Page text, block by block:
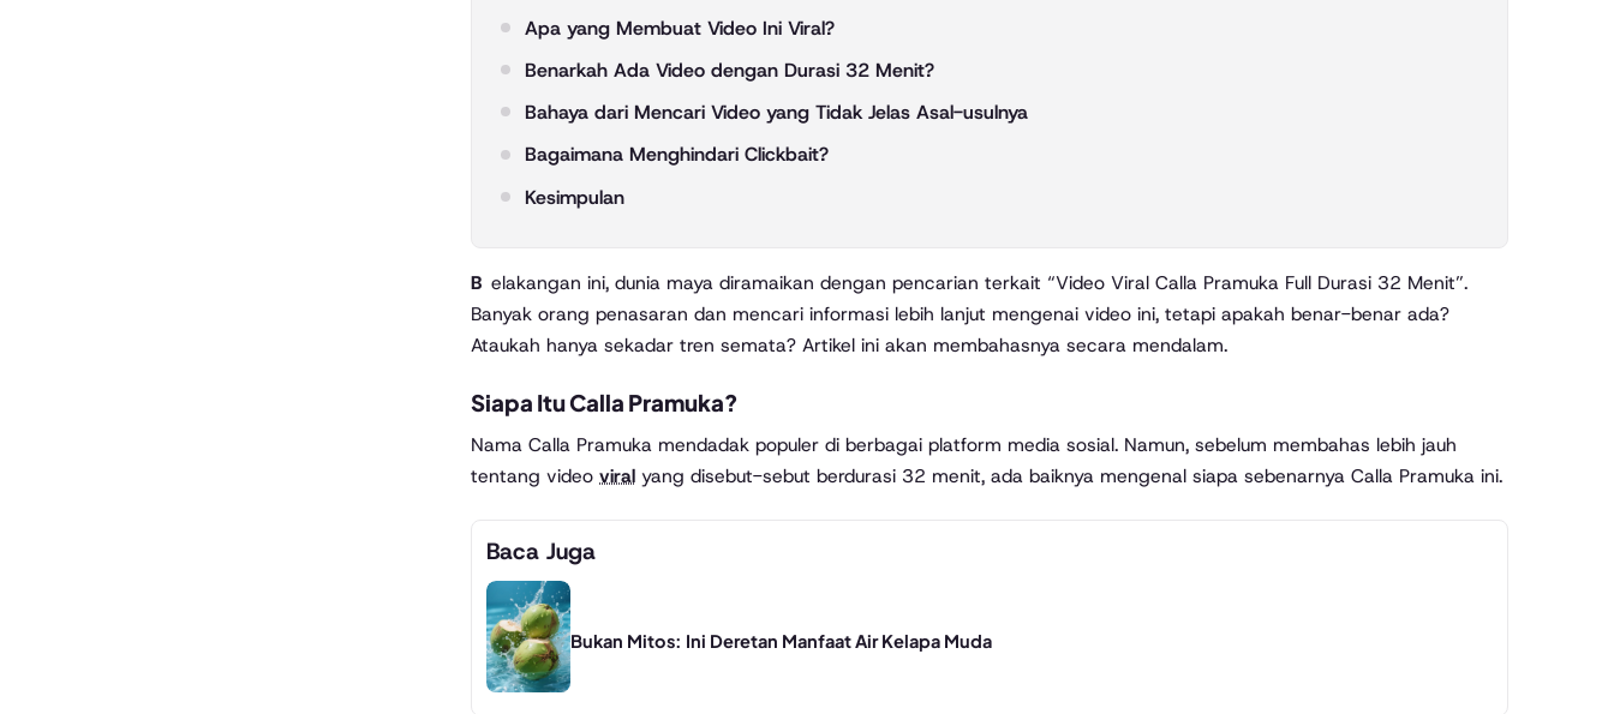
Apa yang Membuat Video Ini Viral?
Benarkah Ada Video dengan Durasi 32 Menit?
Bahaya dari Mencari Video yang Tidak Jelas Asal-usulnya
Bagaimana Menghindari Clickbait?
Kesimpulan
Belakangan ini, dunia maya diramaikan dengan pencarian terkait “Video Viral Calla Pramuka Full Durasi 32 Menit”.
Banyak orang penasaran dan mencari informasi lebih lanjut mengenai video ini, tetapi apakah benar-benar ada?
Ataukah hanya sekadar tren semata? Artikel ini akan membahasnya secara mendalam.
Siapa Itu Calla Pramuka?
Nama Calla Pramuka mendadak populer di berbagai platform media sosial. Namun, sebelum membahas lebih jauh
tentang video viral yang disebut-sebut berdurasi 32 menit, ada baiknya mengenal siapa sebenarnya Calla Pramuka ini.
Baca Juga
Bukan Mitos: Ini Deretan Manfaat Air Kelapa Muda